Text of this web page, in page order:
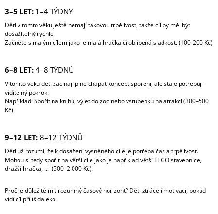
3–5 LET: 1–4 TÝDNY
Děti v tomto věku ještě nemají takovou trpělivost, takže cíl by měl být
dosažitelný rychle.
Začněte s malým cílem jako je malá hračka či oblíbená sladkost. (100-200 Kč)
6–8 LET: 4–8 TÝDNŮ
V tomto věku děti začínají plně chápat koncept spoření, ale stále potřebují
viditelný pokrok.
Například: Spořit na knihu, výlet do zoo nebo vstupenku na atrakci (300–500
Kč).
9–12 LET: 8–12 TÝDNŮ
Děti už rozumí, že k dosažení vysněného cíle je potřeba čas a trpělivost.
Mohou si tedy spořit na větší cíle jako je například větší LEGO stavebnice,
dražší hračka, ... (500–2 000 Kč).
Proč je důležité mít rozumný časový horizont? Děti ztrácejí motivaci, pokud
vidí cíl příliš daleko.
HLEDAT
D
O
P
O
Č
U
J
E
M
POHÁDKA